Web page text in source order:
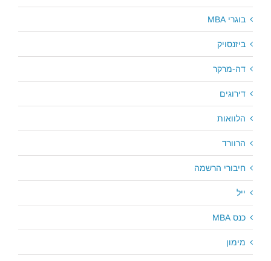
בוגרי MBA
ביזנסויק
דה-מרקר
דירוגים
הלוואות
הרוורד
חיבורי הרשמה
ייל
כנס MBA
מימון